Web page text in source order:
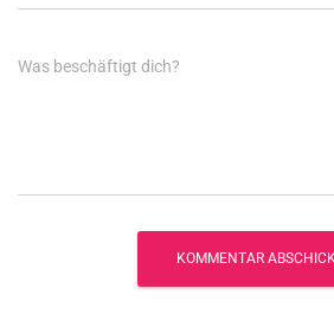
Was beschäftigt dich?